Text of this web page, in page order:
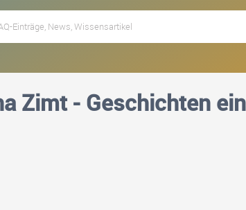
Zimt - Geschichten